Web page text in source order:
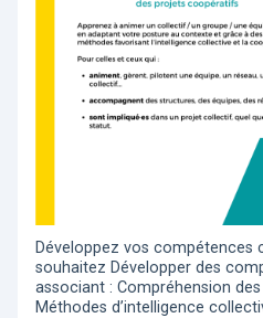
Développez vos compétences
souhaitez Développer des
associant : Compréhension
Méthodes d’intelligence